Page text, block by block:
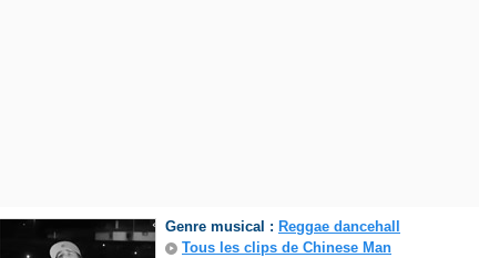
Genre musical : Reggae dancehall
Tous les clips de Chinese Man